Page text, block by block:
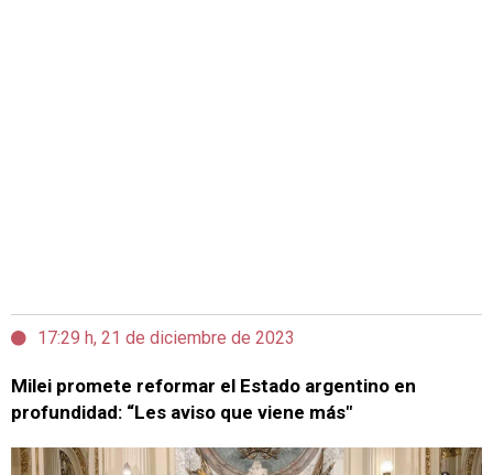
17:29 h, 21 de diciembre de 2023
Milei promete reformar el Estado argentino en
profundidad: “Les aviso que viene más"